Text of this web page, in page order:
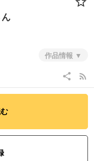
作品情報
share rss_feed